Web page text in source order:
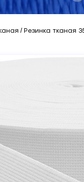
20
3
Резинка тканая